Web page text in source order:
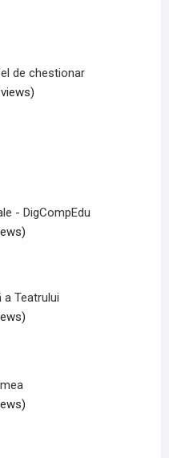
de chestionar
- DigCompEdu
Teatrului